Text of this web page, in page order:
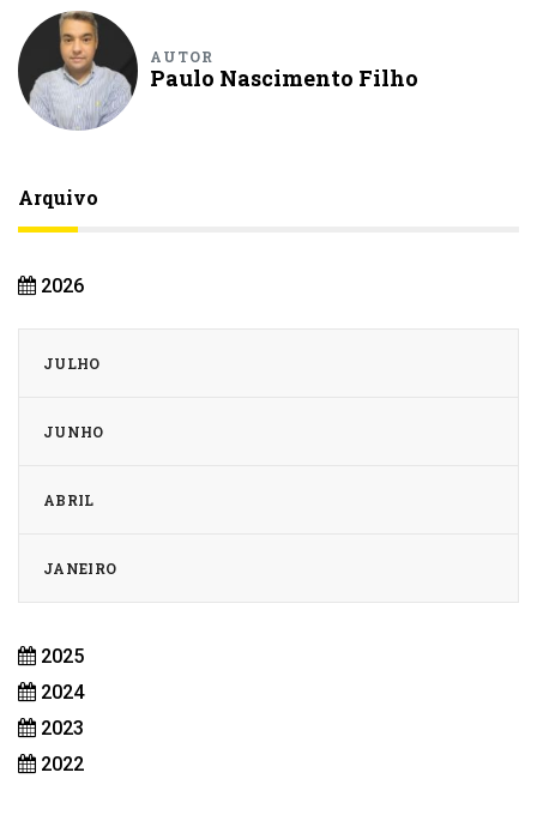
AUTOR
Paulo Nascimento Filho
Arquivo
2026
JULHO
JUNHO
ABRIL
JANEIRO
2025
2024
2023
2022